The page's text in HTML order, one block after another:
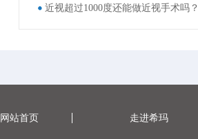
近视超过1000度还能做近视手术吗？
网站首页 走进希玛